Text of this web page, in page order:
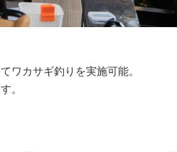
ワカサギ釣りを実施可能。
。